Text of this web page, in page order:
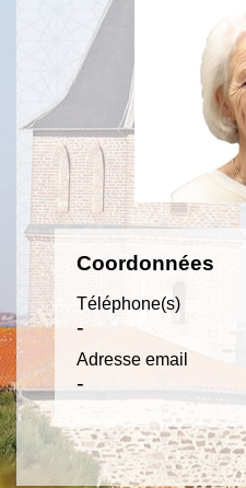
Coordonnées
Téléphone(s)
-
Adresse email
-